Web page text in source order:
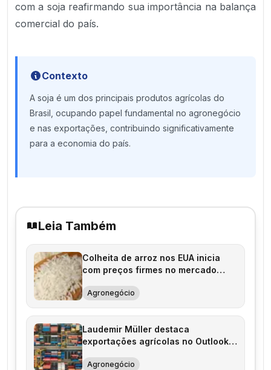
com a soja reafirmando sua importância na balança
comercial do país.
Contexto
A soja é um dos principais produtos agrícolas do
Brasil, ocupando papel fundamental no agronegócio
e nas exportações, contribuindo significativamente
para a economia do país.
Leia Também
Colheita de arroz nos EUA inicia
com preços firmes no mercado
Agronegócio
Laudemir Müller destaca
exportações agrícolas no Outlook
Agronegócio